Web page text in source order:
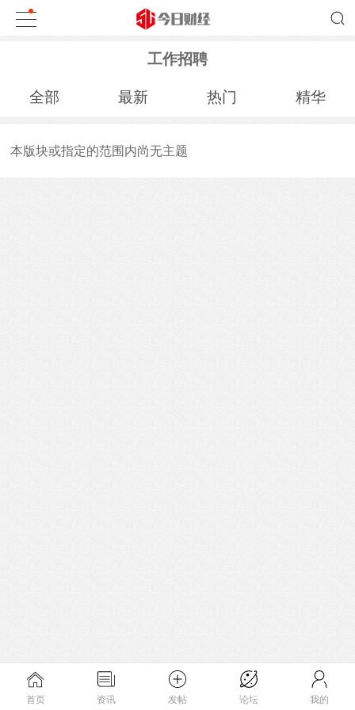
工作招聘
全部 最新 热门 精华
本版块或指定的范围内尚无主题
首页 资讯 发帖 论坛 我的